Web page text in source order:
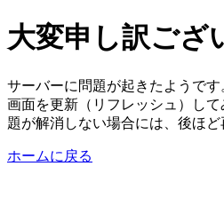
大変申し訳ござ
サーバーに問題が起きたようです
画面を更新（リフレッシュ）し
題が解消しない場合には、後ほど
ホームに戻る